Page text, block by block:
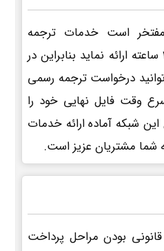
است خدمات ترجمه
رسمی خود را به‌صورت 24 ساعته ارائه نماید بنابراین در
درخواست ترجمه رسمی
وقت فایل نهایی خود را
این شبکه آماده ارائه خدمات
شما مشتریان عزیز است.
بودن مراحل پرداخت